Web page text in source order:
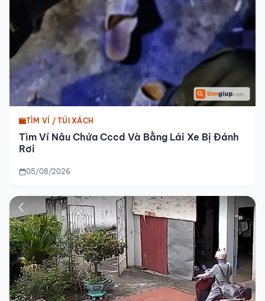
TÌM VÍ / TÚI XÁCH
Tìm Ví Nâu Chứa Cccd Và Bằng Lái Xe Bị Đánh
Rơi
05/08/2026